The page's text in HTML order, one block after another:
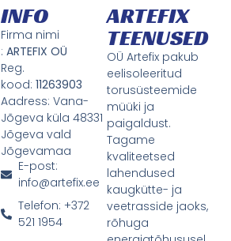
ARTEFIX
TEENUSED
OÜ Artefix pakub
eelisoleeritud
torusüsteemide
müüki ja
paigaldust.
Tagame
kvaliteetsed
lahendused
kaugkütte- ja
veetrasside jaoks,
rõhuga
INFO
Firma nimi
: ARTEFIX OÜ
Reg.
kood: 11263903
Aadress: Vana-
Jõgeva küla 48331
Jõgeva vald
Jõgevamaa
E-post:
info@artefix.ee
Telefon: +372
521 1954